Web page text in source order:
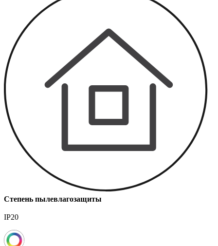
Степень пылевлагозащиты
IP20